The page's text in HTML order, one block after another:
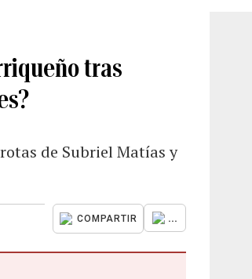
tras
de Subriel Matías y
COMPARTIR ...